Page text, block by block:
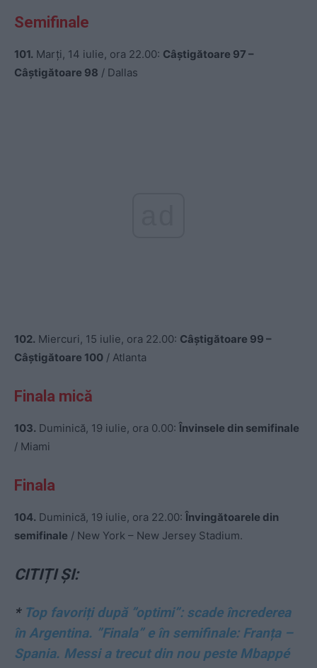
Semifinale
101. Marți, 14 iulie, ora 22.00: Câștigătoare 97 –
Câștigătoare 98 / Dallas
102. Miercuri, 15 iulie, ora 22.00: Câștigătoare 99 –
Câștigătoare 100 / Atlanta
Finala mică
103. Duminică, 19 iulie, ora 0.00: Învinsele din semifinale
/ Miami
Finala
104. Duminică, 19 iulie, ora 22.00: Învingătoarele din
semifinale / New York – New Jersey Stadium.
CITIȚI ȘI:
* Top favoriți după ”optimi”: scade încrederea
în Argentina. ”Finala” e în semifinale: Franța –
Spania. Messi a trecut din nou peste Mbappé